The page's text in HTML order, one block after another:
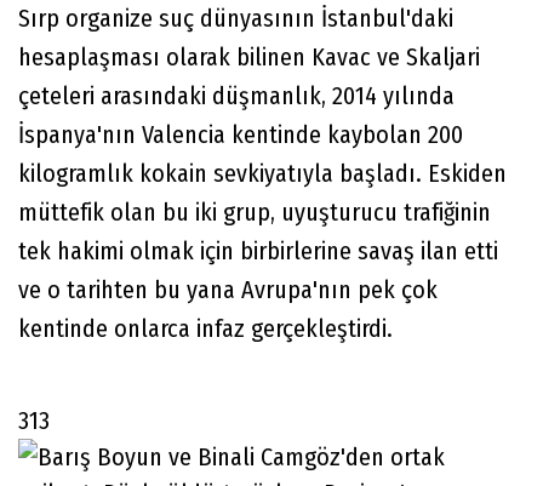
Sırp organize suç dünyasının İstanbul'daki
hesaplaşması olarak bilinen Kavac ve Skaljari
çeteleri arasındaki düşmanlık, 2014 yılında
İspanya'nın Valencia kentinde kaybolan 200
kilogramlık kokain sevkiyatıyla başladı. Eskiden
müttefik olan bu iki grup, uyuşturucu trafiğinin
tek hakimi olmak için birbirlerine savaş ilan etti
ve o tarihten bu yana Avrupa'nın pek çok
kentinde onlarca infaz gerçekleştirdi.
313